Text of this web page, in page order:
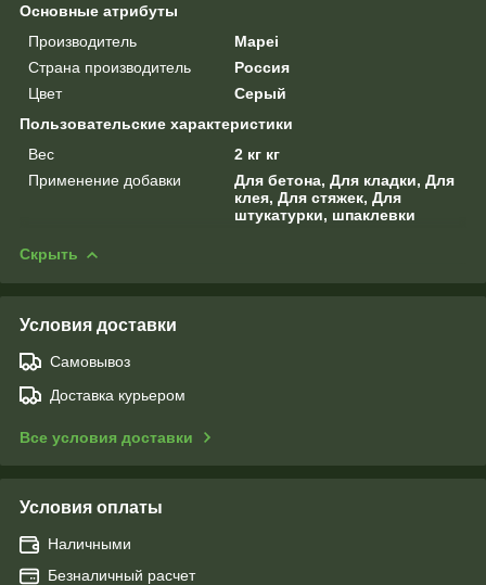
Основные атрибуты
Производитель
Mapei
Страна производитель
Россия
Цвет
Серый
Пользовательские характеристики
Вес
2 кг кг
Применение добавки
Для бетона, Для кладки, Для
клея, Для стяжек, Для
штукатурки, шпаклевки
Скрыть
Условия доставки
Самовывоз
Доставка курьером
Все условия доставки
Условия оплаты
Наличными
Безналичный расчет